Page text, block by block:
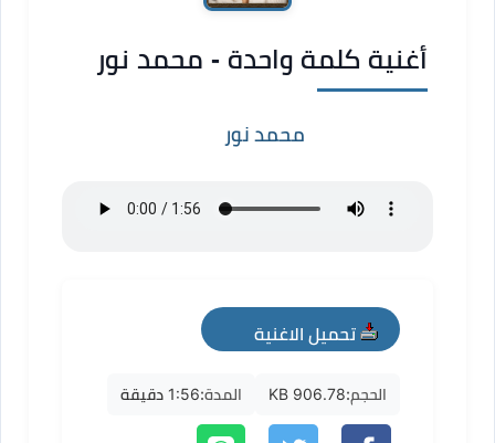
أغنية كلمة واحدة - محمد نور
محمد نور
تحميل الاغنية
mp3
الحجم:906.78 KB المدة:1:56 دقيقة